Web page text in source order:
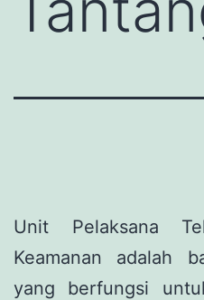
Unit Pelaksana
Keamanan adalah
yang berfungsi